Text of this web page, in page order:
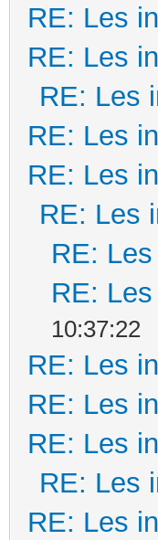
RE: Les
RE: Les
RE: Les
RE: Les
RE: Les
RE: Les
RE:
RE:
10:37:22
RE: Les
RE: Les
RE: Les
RE: Les
RE: Les